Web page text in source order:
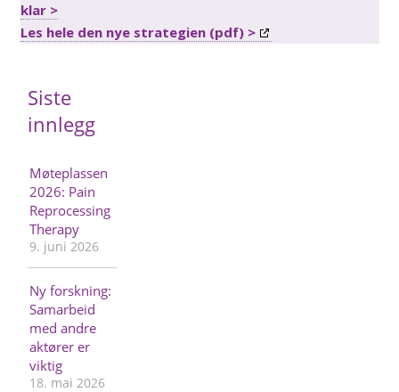
klar >
Les hele den nye strategien (pdf) >
Siste
innlegg
Møteplassen
2026: Pain
Reprocessing
Therapy
9. juni 2026
Ny forskning:
Samarbeid
med andre
aktører er
viktig
18. mai 2026